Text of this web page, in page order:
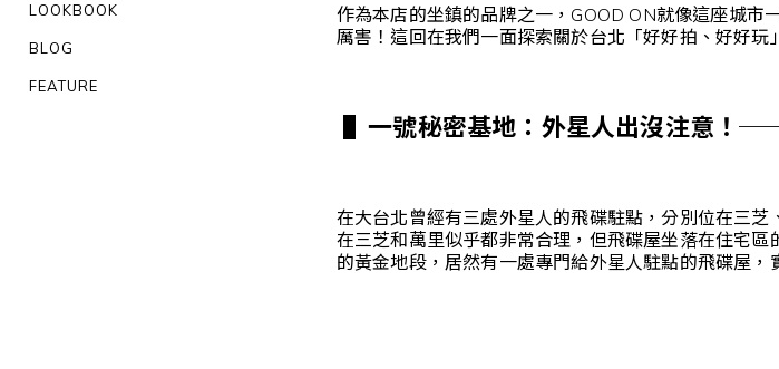
LOOKBOOK
BLOG
FEATURE
作為本店的坐鎮的品牌之一，GOOD ON就像這座城
厲害！這回在我們一面探索關於台北「好好拍、好好
▌一號秘密基地：外星人出沒注意！
在大台北曾經有三處外星人的飛碟駐點，分別位在三
在三芝和萬里似乎都非常合理，但飛碟屋坐落在住宅
的黃金地段，居然有一處專門給外星人駐點的飛碟屋，